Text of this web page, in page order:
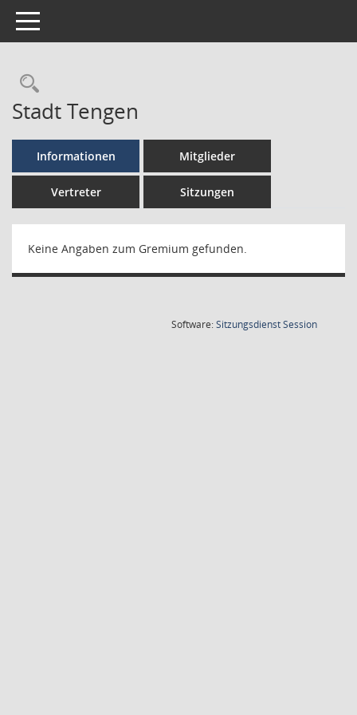
Toggle navigation
Stadt Tengen
Informationen Mitglieder
Vertreter Sitzungen
Keine Angaben zum Gremium gefunden.
Software:SitzungsdienstSession(Wird in